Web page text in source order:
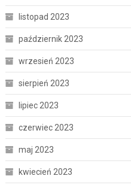
listopad 2023
październik 2023
wrzesień 2023
sierpień 2023
lipiec 2023
czerwiec 2023
maj 2023
kwiecień 2023